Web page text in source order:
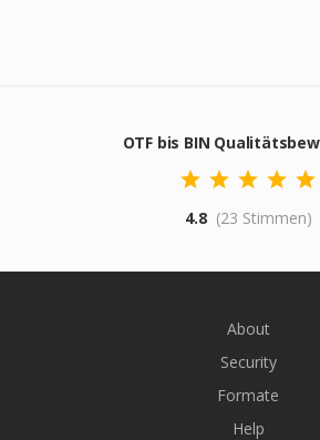
OTF bis BIN
4.8 (23 Stimmen)
About
Security
Formate
Help